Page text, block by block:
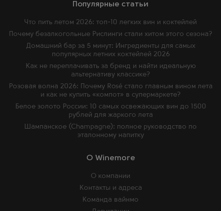
O Winemore
О компании
Контакты и адреса
Команда вайнмо
Популярные статьи
Что пить летом 2026: топ-10 легких вин и коктейлей
Почему безалкогольные Рислинги стали хитом этого сезона?
Домашний бар за 5 минут: Ингредиенты для самых
популярных летних коктейлей 2026
Как не переплачивать за бренд и найти идеальную
альтернативу классике?
Розовая волна 2026: Почему Rosé стало главным вином лета
и как не купить «компот» в супермаркете?
Белое золото России: 10 самых освежающих вин до 1500
рублей для жаркого лета
Шампанское (Champagne): полное руководство по
эталонному напитку